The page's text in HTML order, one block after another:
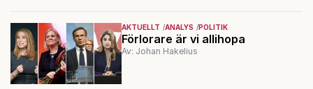
AKTUELLT ANALYS POLITIK
Förlorare är vi allihopa
Av: Johan Hakelius